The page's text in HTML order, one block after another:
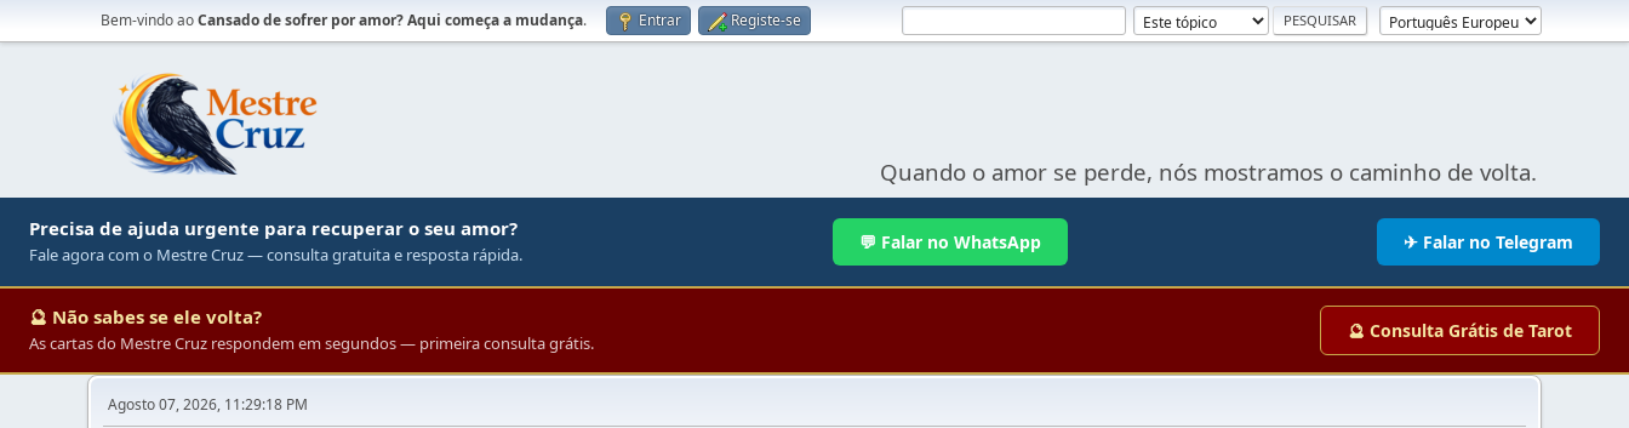
Bem-vindo aoCansado de sofrer por amor? Aqui começa a mudança. Entrar Registe-se
Quando o amor se perde, nós mostramos o caminho de volta.
Precisa de ajuda urgente para recuperar o seu amor?
Fale agora com o Mestre Cruz — consulta gratuita e resposta rápida.
💬 Falar no WhatsApp ✈ Falar no Telegram
🔮 Não sabes se ele volta?
As cartas do Mestre Cruz respondem em segundos — primeira consulta grátis.
🔮 Consulta Grátis de Tarot
Agosto 07, 2026, 11:29:18 PM